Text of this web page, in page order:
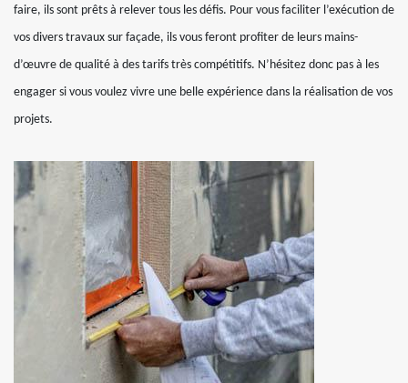
faire, ils sont prêts à relever tous les défis. Pour vous faciliter l’exécution de
vos divers travaux sur façade, ils vous feront profiter de leurs mains-
d’œuvre de qualité à des tarifs très compétitifs. N’hésitez donc pas à les
engager si vous voulez vivre une belle expérience dans la réalisation de vos
projets.